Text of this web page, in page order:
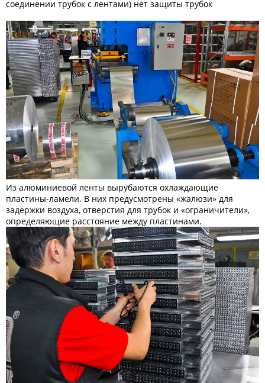
соединении трубок с лентами) нет защиты трубок
Из алюминиевой ленты вырубаются охлаждающие
пластины-ламели. В них предусмотрены «жалюзи» для
задержки воздуха, отверстия для трубок и «ограничители»,
определяющие расстояние между пластинами.